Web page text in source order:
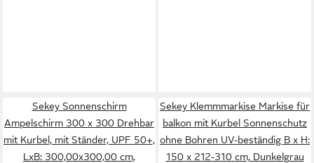
Sekey Sonnenschirm
Ampelschirm 300 x 300 Drehbar
mit Kurbel, mit Ständer, UPF 50+,
LxB: 300,00x300,00 cm,
Sekey Klemmmarkise Markise für
balkon mit Kurbel Sonnenschutz
ohne Bohren UV-beständig B x H:
150 x 212-310 cm, Dunkelgrau